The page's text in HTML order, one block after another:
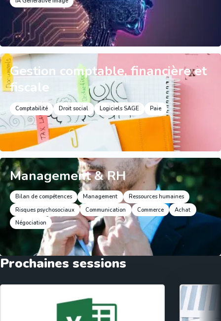
Gestion comptable, financière et
fiscale
Comptabilité Droit social Logiciels SAGE Paie
Management & RH
Bilan de compétences Management
Ressources humaines
Risques psychosociaux
Communication Commerce
Achat
Négociation
Prochaines sessions